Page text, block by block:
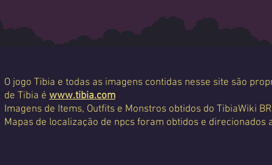
O jogo Tibia e todas as imagens contidas nesse site são
de Tibia é www.tibia.com
Imagens de Items, Outfits e Monstros obtidos do TibiaWiki
Mapas de localização de npcs foram obtidos e direcionados